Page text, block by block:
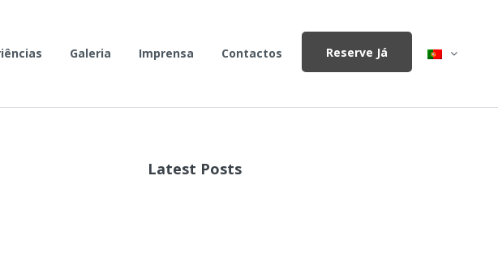
Galeria Imprensa Contactos Reserve Já
Latest Posts